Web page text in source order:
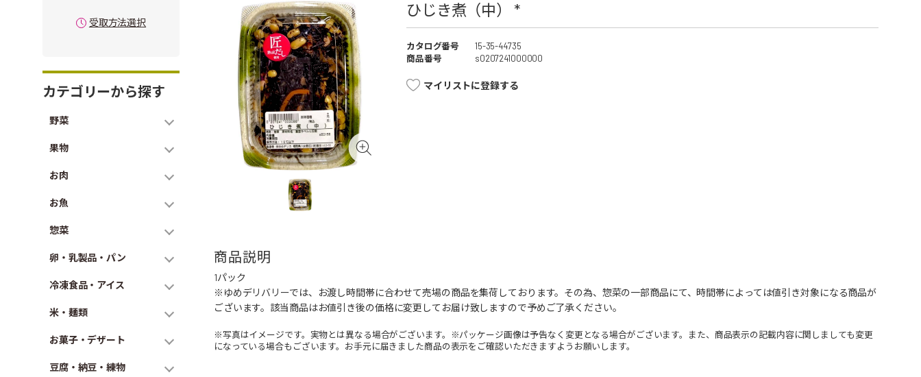
受取方法選択
カテゴリーから探す
野菜
果物
お肉
お魚
惣菜
卵・乳製品・パン
冷凍食品・アイス
米・麺類
お菓子・デザート
豆腐・納豆・練物
ひじき煮（中） *
カタログ番号
15-35-44735
商品番号
s0207241000000
マイリストに登録する
商品説明
1パック
※ゆめデリバリーでは、お渡し時間帯に合わせて売場の商品を集荷しております。その為、惣菜の一部商品にて、時間帯によっては値引き対象になる商品が
ございます。該当商品はお値引き後の価格に変更してお届け致しますので予めご了承ください。
※写真はイメージです。実物とは異なる場合がございます。※パッケージ画像は予告なく変更となる場合がございます。また、商品表示の記載内容に関しましても変更
になっている場合もございます。お手元に届きました商品の表示をご確認いただきますようお願いします。